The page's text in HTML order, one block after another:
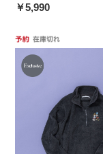
￥5,990